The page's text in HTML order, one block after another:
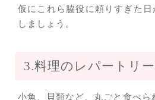
仮にこれら脇役に頼りすぎた
しましょう。
3.料理のレパートリ
小魚、貝類など、丸ごと食べ